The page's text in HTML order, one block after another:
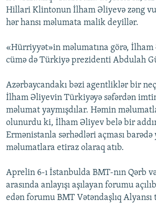
Hillari Klintonun İlham Əliyevə zəng
hər hansı məlumata malik deyillər.
«Hürriyyət»in məlumatına görə, İlham
cümə də Türkiyə prezidenti Abdulah
Azərbaycandakı bəzi agentliklər bir
İlham Əliyevin Türkiyəyə səfərdən
məlumat yaymışdılar. Həmin
olunurdu ki, İlham Əliyev belə bir
Ermənistanla sərhədləri açması barədə
məlumatlara etiraz olaraq atıb.
Aprelin 6-ı İstanbulda BMT-nın Qərb
arasında anlayışı aşılayan forumu
edən forumu BMT Vətəndaşlıq